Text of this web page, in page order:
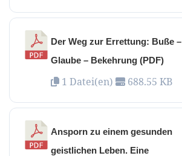
Der Weg zur Errettung: Buße –
Glaube – Bekehrung (PDF)
1 Datei(en) 688.55 KB
Ansporn zu einem gesunden
geistlichen Leben. Eine